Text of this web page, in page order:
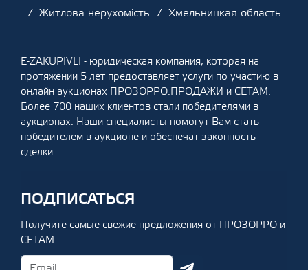
Житлова нерухомість
Хмельницкая область
E-ZAKUPIVLI - юридическая компания, которая на
протяжении 5 лет предоставляет услуги по участию в
онлайн аукционах ПРОЗОРРО.ПРОДАЖИ и СЕТАМ.
Более 700 наших клиентов стали победителями в
аукционах. Наши специалисты помогут Вам стать
победителем в аукционе и обеспечат законность
сделки.
ПОДПИСАТЬСЯ
Получите самые свежие предложения от ПРОЗОРРО и
СЕТАМ